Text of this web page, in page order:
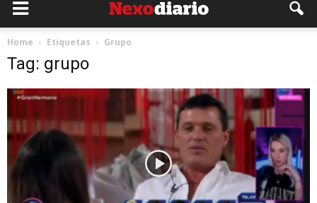
Home Etiquetas Grupo
Tag: grupo